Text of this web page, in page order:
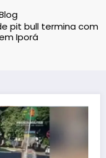
pit bull termina com
Iporá